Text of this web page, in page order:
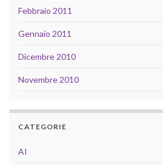
Febbraio 2011
Gennaio 2011
Dicembre 2010
Novembre 2010
CATEGORIE
AI